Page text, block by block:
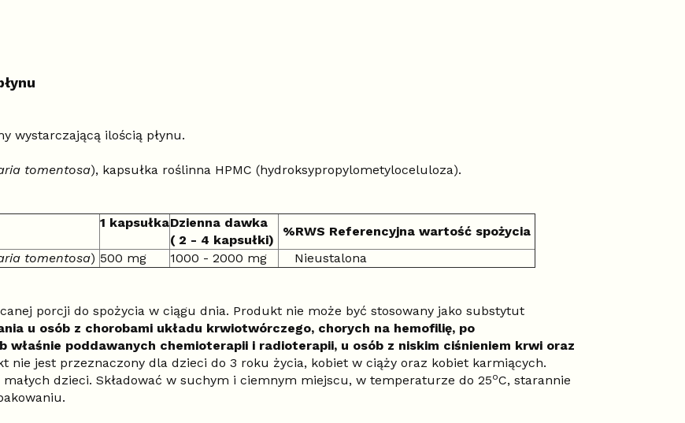
wystarczającą ilością płynu.
tomentosa), kapsułka roślinna HPMC (hydroksypropylometyloceluloza).
1 kapsułkaDzienna dawka
( 2 - 4 kapsułki)
%RWS Referencyjna wartość spożycia
tomentosa) 500 mg 1000 - 2000 mg Nieustalona
porcji do spożycia w ciągu dnia. Produkt nie może być stosowany jako substytut
u osób z chorobami układu krwiotwórczego, chorych na hemofilię, po
właśnie poddawanych chemioterapii i radioterapii, u osób z niskim ciśnieniem krwi oraz
nie jest przeznaczony dla dzieci do 3 roku życia, kobiet w ciąży oraz kobiet karmiących.
dzieci. Składować w suchym i ciemnym miejscu, w temperaturze do 25oC, starannie